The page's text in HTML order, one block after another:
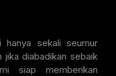
hanya sekali seumur
jika diabadikan sebaik
siap memberikan